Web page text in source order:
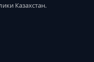
Казахстан.